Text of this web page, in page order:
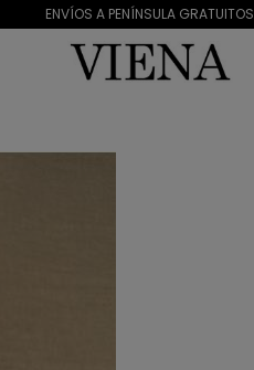
ENVÍOS A PENÍNSULA GRATUITOS